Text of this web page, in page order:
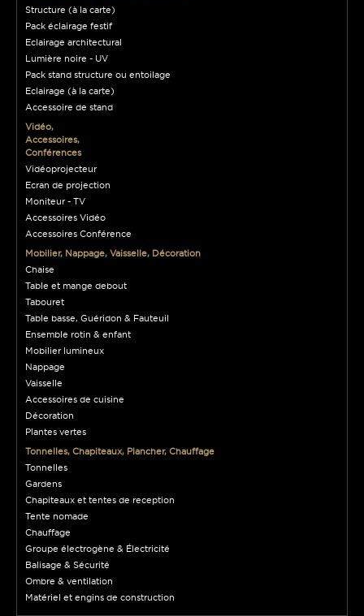
Structure (à la carte)
Pack éclairage festif
Eclairage architectural
Lumière noire - UV
Pack stand structure ou entoilage
Eclairage (à la carte)
Accessoire de stand
Vidéo,
Accessoires,
Conférences
Vidéoprojecteur
Ecran de projection
Moniteur - TV
Accessoires Vidéo
Accessoires Conférence
Mobilier, Nappage, Vaisselle, Décoration
Chaise
Table et mange debout
Tabouret
Table basse, Guéridon & Fauteuil
Ensemble rotin & enfant
Mobilier lumineux
Nappage
Vaisselle
Accessoires de cuisine
Décoration
Plantes vertes
Tonnelles, Chapiteaux, Plancher, Chauffage
Tonnelles
Gardens
Chapiteaux et tentes de reception
Tente nomade
Chauffage
Groupe électrogène & Électricité
Balisage & Sécurité
Ombre & ventilation
Matériel et engins de construction